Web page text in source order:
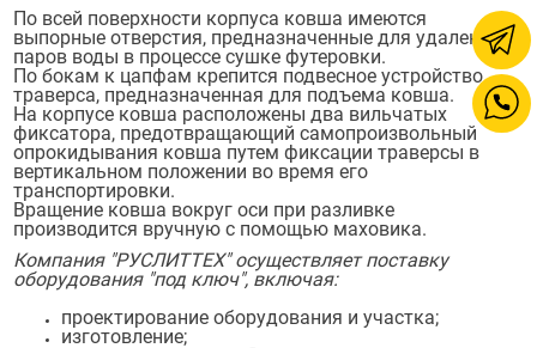
По всей поверхности корпуса ковша имеются
выпорные отверстия, предназначенные для удаления
паров воды в процессе сушке футеровки.
По бокам к цапфам крепится подвесное устройство
траверса, предназначенная для подъема ковша.
На корпусе ковша расположены два вильчатых
фиксатора, предотвращающий самопроизвольный
опрокидывания ковша путем фиксации траверсы в
вертикальном положении во время его
транспортировки.
Вращение ковша вокруг оси при разливке
производится вручную с помощью маховика.
Компания "РУСЛИТТЕХ" осуществляет поставку
оборудования "под ключ", включая:
проектирование оборудования и участка;
изготовление;